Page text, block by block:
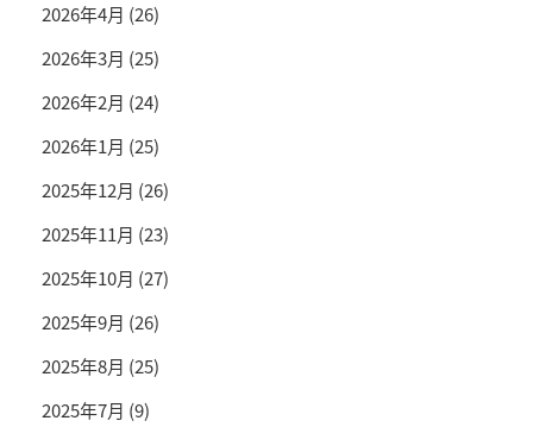
2026年4月 (26)
2026年3月 (25)
2026年2月 (24)
2026年1月 (25)
2025年12月 (26)
2025年11月 (23)
2025年10月 (27)
2025年9月 (26)
2025年8月 (25)
2025年7月 (9)